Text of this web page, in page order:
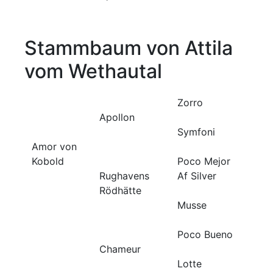
Stammbaum von Attila
vom Wethautal
Amor von
Kobold
Apollon
Zorro
Symfoni
Rughavens
Rödhätte
Poco Mejor
Af Silver
Musse
Chameur
Poco Bueno
Lotte